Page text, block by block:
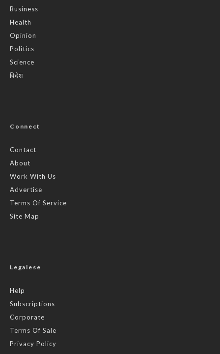
Business
Health
Opinion
Politics
Science
विदेश
Connect
Contact
About
Work With Us
Advertise
Terms Of Service
Site Map
Legalese
Help
Subscriptions
Corporate
Terms Of Sale
Privacy Policy